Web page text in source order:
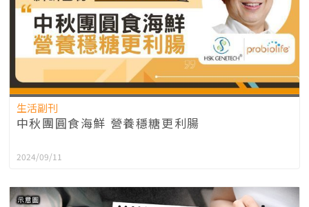
生活副刊
中秋團圓食海鮮 營養穩糖更利腸
2024/09/11